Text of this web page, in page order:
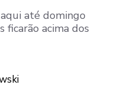
até domingo
ficarão acima dos